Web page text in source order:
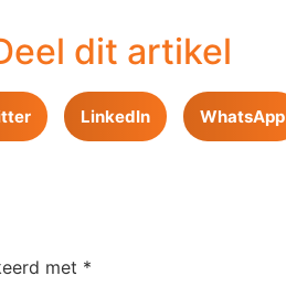
dit artikel
LinkedIn WhatsApp
met *